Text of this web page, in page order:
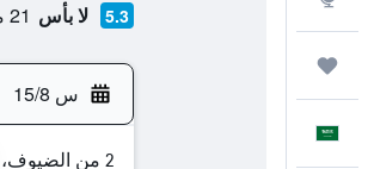
5.3 لا بأس 21 من التقييمات تم التحقق منها
س 15/8
2 من الضيوف، غرفة واحدة